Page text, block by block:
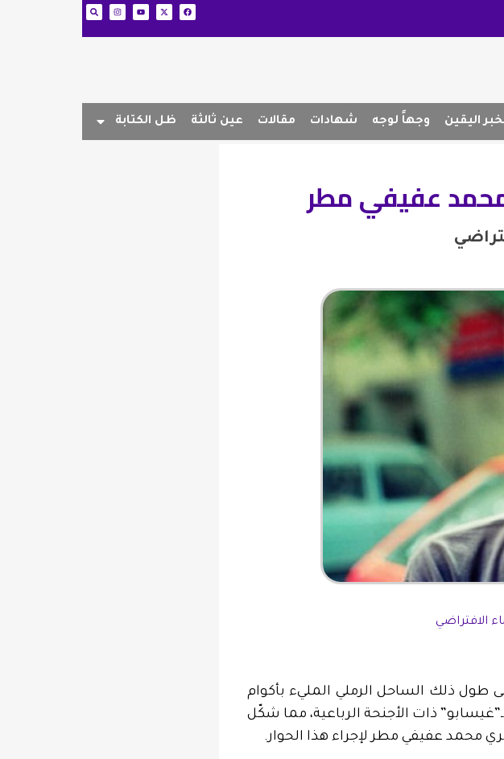
اليقين وجهاً لوجه شهادات مقالات عين ثالثة ظل الكتابة
عفيفي مطر
الافتراضي
طول ذلك الساحل الرملي المليء بأكوام
ذات الأجنحة الرباعية، مما شكّل
محمد عفيفي مطر لإجراء هذا الحوار.